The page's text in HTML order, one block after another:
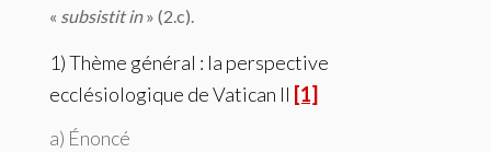
« subsistit in» (2.c).
1) Thème général : la perspective
ecclésiologique de Vatican II [1]
a) Énoncé